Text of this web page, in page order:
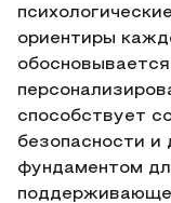
ориентиры
способствует
безопасности и
фундаментом